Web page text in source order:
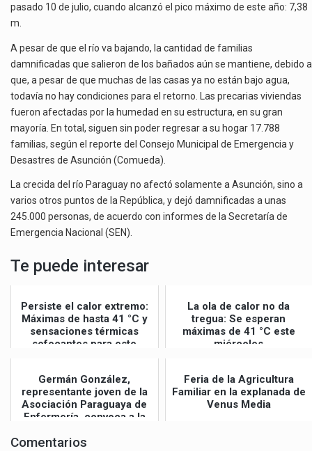
pasado 10 de julio, cuando alcanzó el pico máximo de este año: 7,38
m.
A pesar de que el río va bajando, la cantidad de familias
damnificadas que salieron de los bañados aún se mantiene, debido a
que, a pesar de que muchas de las casas ya no están bajo agua,
todavía no hay condiciones para el retorno. Las precarias viviendas
fueron afectadas por la humedad en su estructura, en su gran
mayoría. En total, siguen sin poder regresar a su hogar 17.788
familias, según el reporte del Consejo Municipal de Emergencia y
Desastres de Asunción (Comueda).
La crecida del río Paraguay no afectó solamente a Asunción, sino a
varios otros puntos de la República, y dejó damnificadas a unas
245.000 personas, de acuerdo con informes de la Secretaría de
Emergencia Nacional (SEN).
Te puede interesar
Persiste el calor extremo:
Máximas de hasta 41 °C y
sensaciones térmicas
sofocantes para este
La ola de calor no da
tregua: Se esperan
máximas de 41 °C este
miércoles
Germán González,
representante joven de la
Asociación Paraguaya de
Enfermería, convoca a la
Feria de la Agricultura
Familiar en la explanada de
Venus Media
Comentarios